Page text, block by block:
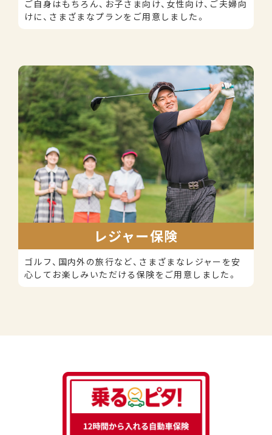
ご自身はもちろん、お子さま向け、女性向け、ご夫婦向
けに、さまざまなプランをご用意しました。
レジャー保険
ゴルフ、国内外の旅行など、さまざまなレジャーを安
心してお楽しみいただける保険をご用意しました。